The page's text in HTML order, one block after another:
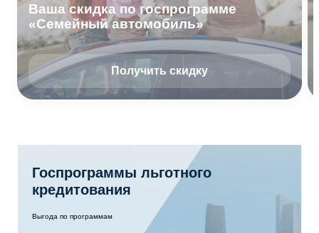
Ваша скидка по госпрограмме
«Семейный автомобиль»
Получить скидку
Госпрограммы льготного
кредитования
Выгода по программам